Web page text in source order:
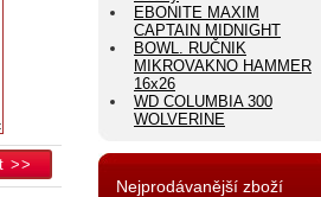
EBONITE MAXIM
CAPTAIN MIDNIGHT
BOWL. RUČNIK
MIKROVAKNO HAMMER
16x26
WD COLUMBIA 300
WOLVERINE
Nejprodávanější zboží